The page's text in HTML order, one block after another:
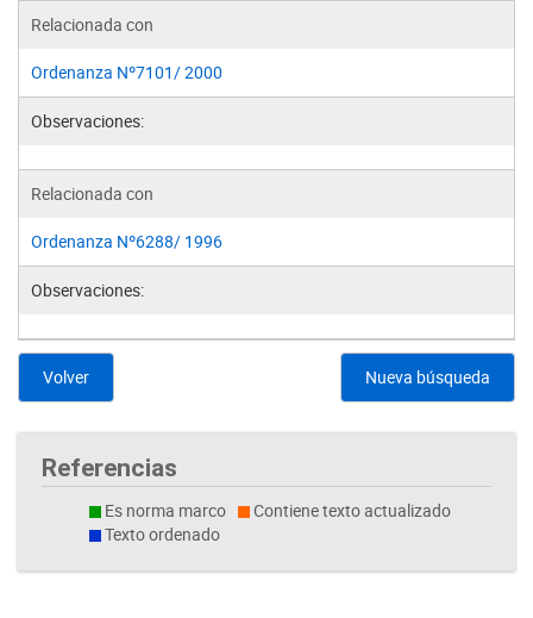
Relacionada con
Ordenanza Nº7101/ 2000
Observaciones:
Relacionada con
Ordenanza Nº6288/ 1996
Observaciones:
Volver Nueva búsqueda
Referencias
Es norma marco
Contiene texto actualizado
Texto ordenado